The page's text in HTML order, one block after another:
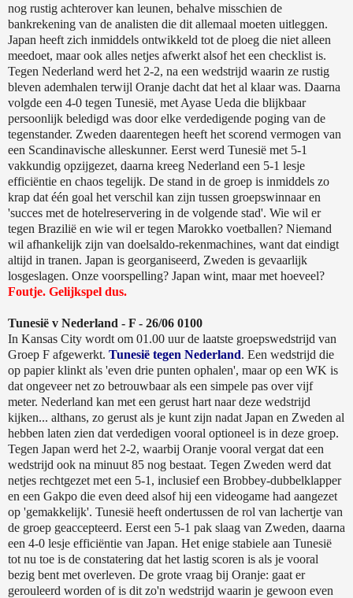
nog rustig achterover kan leunen, behalve misschien de
bankrekening van de analisten die dit allemaal moeten uitleggen.
Japan heeft zich inmiddels ontwikkeld tot de ploeg die niet alleen
meedoet, maar ook alles netjes afwerkt alsof het een checklist is.
Tegen Nederland werd het 2-2, na een wedstrijd waarin ze rustig
bleven ademhalen terwijl Oranje dacht dat het al klaar was. Daarna
volgde een 4-0 tegen Tunesië, met Ayase Ueda die blijkbaar
persoonlijk beledigd was door elke verdedigende poging van de
tegenstander. Zweden daarentegen heeft het scorend vermogen van
een Scandinavische alleskunner. Eerst werd Tunesië met 5-1
vakkundig opzijgezet, daarna kreeg Nederland een 5-1 lesje
efficiëntie en chaos tegelijk. De stand in de groep is inmiddels zo
krap dat één goal het verschil kan zijn tussen groepswinnaar en
'succes met de hotelreservering in de volgende stad'. Wie wil er
tegen Brazilië en wie wil er tegen Marokko voetballen? Niemand
wil afhankelijk zijn van doelsaldo-rekenmachines, want dat eindigt
altijd in tranen. Japan is georganiseerd, Zweden is gevaarlijk
losgeslagen. Onze voorspelling? Japan wint, maar met hoeveel?
Foutje. Gelijkspel dus.
Tunesië v Nederland - F - 26/06 0100
In Kansas City wordt om 01.00 uur de laatste groepswedstrijd van
Groep F afgewerkt. Tunesië tegen Nederland. Een wedstrijd die
op papier klinkt als 'even drie punten ophalen', maar op een WK is
dat ongeveer net zo betrouwbaar als een simpele pas over vijf
meter. Nederland kan met een gerust hart naar deze wedstrijd
kijken... althans, zo gerust als je kunt zijn nadat Japan en Zweden al
hebben laten zien dat verdedigen vooral optioneel is in deze groep.
Tegen Japan werd het 2-2, waarbij Oranje vooral vergat dat een
wedstrijd ook na minuut 85 nog bestaat. Tegen Zweden werd dat
netjes rechtgezet met een 5-1, inclusief een Brobbey-dubbelklapper
en een Gakpo die even deed alsof hij een videogame had aangezet
op 'gemakkelijk'. Tunesië heeft ondertussen de rol van lachertje van
de groep geaccepteerd. Eerst een 5-1 pak slaag van Zweden, daarna
een 4-0 lesje efficiëntie van Japan. Het enige stabiele aan Tunesië
tot nu toe is de constatering dat het lastig scoren is als je vooral
bezig bent met overleven. De grote vraag bij Oranje: gaat er
gerouleerd worden of is dit zo'n wedstrijd waarin je gewoon even